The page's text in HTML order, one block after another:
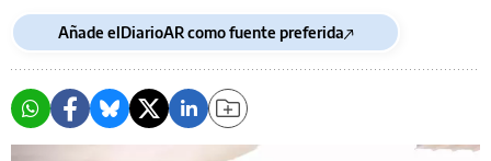
Añade elDiarioAR como fuente preferida